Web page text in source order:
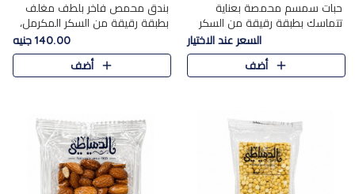
حبات سمسم محمصة بعناية
تتماسك بطبقة رقيقة من السكر
المكرمل، لتقدم طعم السمسم
المميز وقرمشتة التي ارتبطت ببهجة
المولد عبر الأجيال.
السعر عند الاختيار
أضف
بندق محمص فاخر بلطف مغلف
بطبقة رقيقة من السكر المكرمل،
يجمع بين النكهة الغنية ناتي
والقرمشة الراقية المرضية في
حلوى شرقية أنيقه بطابع مميز.
140.00 جنيه
أضف